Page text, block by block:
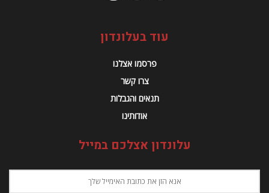
עוד בעלונדון
פרסמו אצלנו
צרו קשר
תנאים והגבלות
אודותינו
עלונדון אצלכם במייל